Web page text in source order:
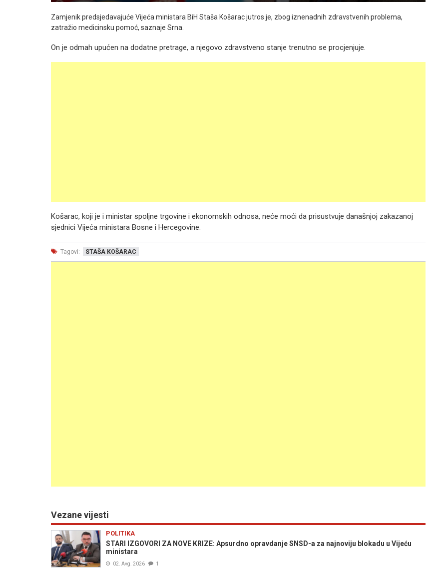
Zamjenik predsjedavajuće Vijeća ministara BiH Staša Košarac jutros je, zbog iznenadnih zdravstvenih problema,
zatražio medicinsku pomoć, saznaje Srna.
On je odmah upućen na dodatne pretrage, a njegovo zdravstveno stanje trenutno se procjenjuje.
Košarac, koji je i ministar spoljne trgovine i ekonomskih odnosa, neće moći da prisustvuje današnjoj zakazanoj
sjednici Vijeća ministara Bosne i Hercegovine.
Tagovi: STAŠA KOŠARAC
Vezane vijesti
POLITIKA
STARI IZGOVORI ZA NOVE KRIZE: Apsurdno opravdanje SNSD-a za najnoviju blokadu u Vijeću
ministara
02. Avg. 2026 1